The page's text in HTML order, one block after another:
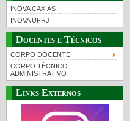
INOVA CAXIAS
INOVA UFRJ
Docentes e Técnicos
CORPO DOCENTE
CORPO TÉCNICO
ADMINISTRATIVO
Links Externos